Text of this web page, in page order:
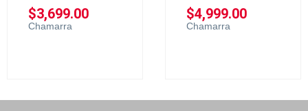
Chamarra
$3,699.00
Chamarra
$4,999.00